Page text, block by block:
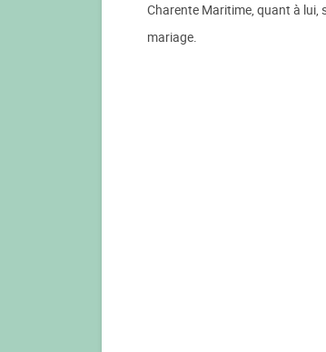
Charente Maritime, quant à lui,
mariage.